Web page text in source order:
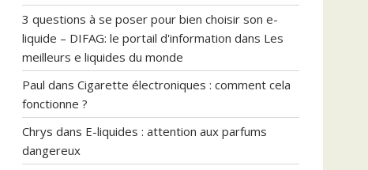
3 questions à se poser pour bien choisir son e-
liquide – DIFAG: le portail d'information dans Les
meilleurs e liquides du monde
Paul dans Cigarette électroniques : comment cela
fonctionne ?
Chrys dans E-liquides : attention aux parfums
dangereux